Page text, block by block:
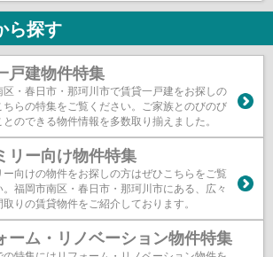
ら探す
戸建物件特集
区・春日市・那珂川市で賃貸一戸建をお探しの
ちらの特集をご覧ください。ご家族とのびのび
のできる物件情報を多数取り揃えました。
リー向け物件特集
ー向けの物件をお探しの方はぜひこちらをご覧
。福岡市南区・春日市・那珂川市にある、広々
取りの賃貸物件をご紹介しております。
ーム・リノベーション物件特集